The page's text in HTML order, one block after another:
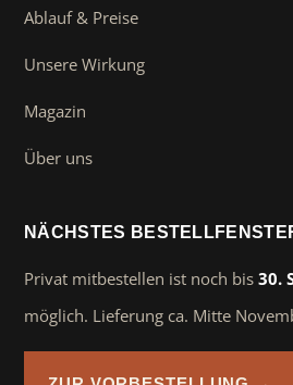
Ablauf & Preise
Unsere Wirkung
Magazin
Über uns
NÄCHSTES
Privat mitbestellen ist noch bis 30.
möglich. Lieferung ca. Mitte